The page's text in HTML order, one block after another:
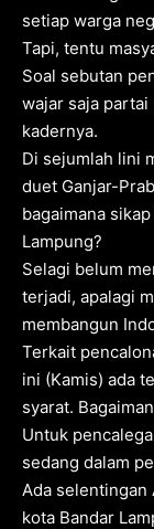
setiap warga
Tapi, tentu
Soal sebutan
wajar saja
kadernya.
Di sejumlah lini
duet Ganjar-
bagaimana
Lampung?
Selagi belum
terjadi, apalagi
membangun
Terkait
ini (Kamis) ada
syarat.
Untuk
sedang dalam
Ada selentingan
kota Bandar